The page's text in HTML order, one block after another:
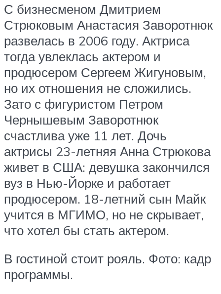
С бизнесменом Дмитрием
Стрюковым Анастасия Заворотнюк
развелась в 2006 году. Актриса
тогда увлеклась актером и
продюсером Сергеем Жигуновым,
но их отношения не сложились.
Зато с фигуристом Петром
Чернышевым Заворотнюк
счастлива уже 11 лет. Дочь
актрисы 23-летняя Анна Стрюкова
живет в США: девушка закончился
вуз в Нью-Йорке и работает
продюсером. 18-летний сын Майк
учится в МГИМО, но не скрывает,
что хотел бы стать актером.
В гостиной стоит рояль. Фото: кадр
программы.